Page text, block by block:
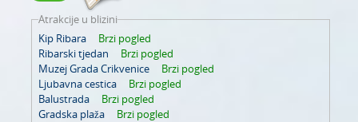
Atrakcije u blizini
Kip Ribara
Brzi pogled
Ribarski tjedan
Brzi pogled
Muzej Grada Crikvenice
Brzi pogled
Ljubavna cestica
Brzi pogled
Balustrada
Brzi pogled
Gradska plaža
Brzi pogled